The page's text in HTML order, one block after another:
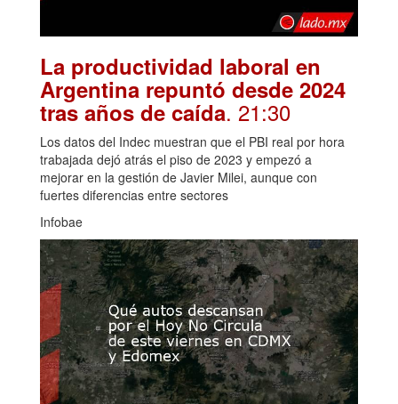
La productividad laboral en
Argentina repuntó desde 2024
tras años de caída. 21:30
Los datos del Indec muestran que el PBI real por hora
trabajada dejó atrás el piso de 2023 y empezó a
mejorar en la gestión de Javier Milei, aunque con
fuertes diferencias entre sectores
Infobae